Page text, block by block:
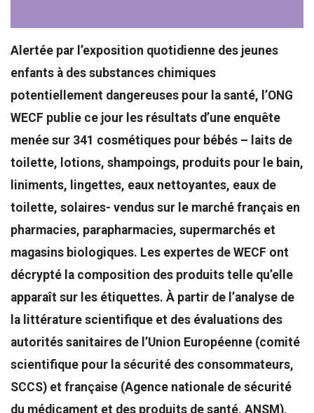
Alertée par l’exposition quotidienne des jeunes
enfants à des substances chimiques
potentiellement dangereuses pour la santé, l’ONG
WECF publie ce jour les résultats d’une enquête
menée sur 341 cosmétiques pour bébés – laits de
toilette, lotions, shampoings, produits pour le bain,
liniments, lingettes, eaux nettoyantes, eaux de
toilette, solaires- vendus sur le marché français en
pharmacies, parapharmacies, supermarchés et
magasins biologiques. Les expertes de WECF ont
décrypté la composition des produits telle qu’elle
apparaît sur les étiquettes. À partir de l’analyse de
la littérature scientifique et des évaluations des
autorités sanitaires de l’Union Européenne (comité
scientifique pour la sécurité des consommateurs,
SCCS) et française (Agence nationale de sécurité
du médicament et des produits de santé, ANSM),